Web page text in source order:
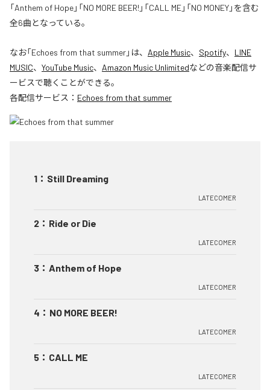
「Anthem of Hope」「NO MORE BEER!」「CALL ME」「NO MONEY」を含む
全6曲となっている。
なお「Echoes from that summer」は、 Apple Music、 Spotify、 LINE
MUSIC、 YouTube Music、 Amazon Music Unlimitedなどの音楽配信サ
ービスで聴くことができる。
各配信サービス： Echoes from that summer
1 ： Still Dreaming
LATECOMER
2 ： Ride or Die
LATECOMER
3 ： Anthem of Hope
LATECOMER
4 ： NO MORE BEER!
LATECOMER
5 ： CALL ME
LATECOMER